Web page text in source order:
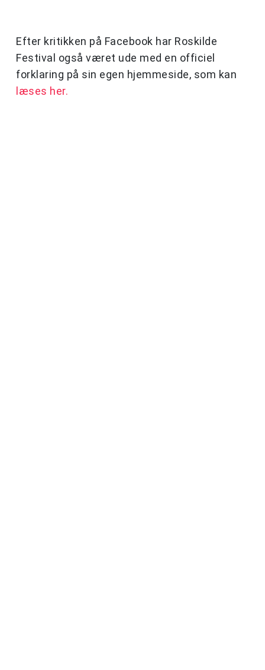
Efter kritikken på Facebook har Roskilde
Festival også været ude med en officiel
forklaring på sin egen hjemmeside, som kan
læses her.